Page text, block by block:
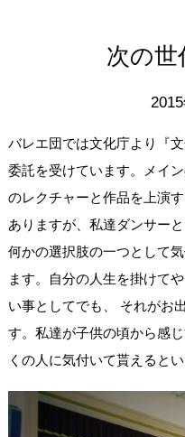
次の世
バレエ団では文化庁より『
委託を受けています。メイ
のレクチャーと作品を上演
ありますが、私達ダンサー
何かの選択肢の一つとして
ます。自分の人生を掛けて
い事としてでも、 それがお
す。私達が子供の頃から感
くの人に気付いて貰えるとい